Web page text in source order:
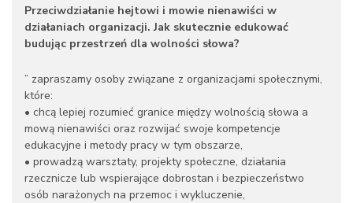
Przeciwdziałanie hejtowi i mowie nienawiści w
działaniach organizacji. Jak skutecznie edukować
budując przestrzeń dla wolności słowa?
” zapraszamy osoby związane z organizacjami społecznymi,
które:
• chcą lepiej rozumieć granice między wolnością słowa a
mową nienawiści oraz rozwijać swoje kompetencje
edukacyjne i metody pracy w tym obszarze,
• prowadzą warsztaty, projekty społeczne, działania
rzecznicze lub wspierające dobrostan i bezpieczeństwo
osób narażonych na przemoc i wykluczenie,